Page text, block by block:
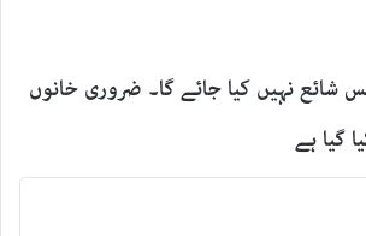
شائع نہیں کیا جائے گا۔ ضروری خانوں
گیا ہے